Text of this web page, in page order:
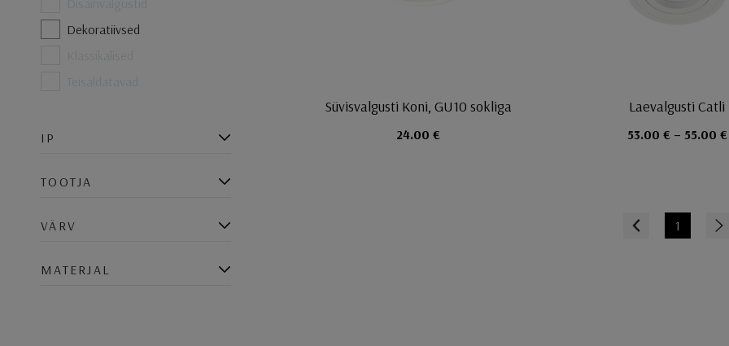
Dekoratiivsed
IP
TOOTJA
VÄRV
MATERJAL
Süvisvalgusti Koni, GU10 sokliga
24.00 €
Laevalgusti Catli
53.00 € – 55.00 €
Prev 1